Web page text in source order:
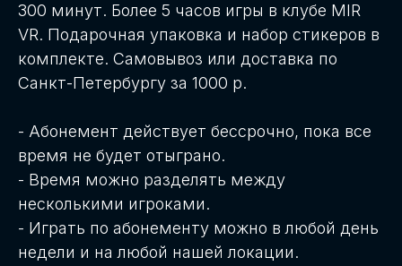
300 минут. Более 5 часов игры в клубе MIR
VR. Подарочная упаковка и набор стикеров в
комплекте. Самовывоз или доставка по
Санкт-Петербургу за 1000 р.
- Абонемент действует бессрочно, пока все
время не будет отыграно.
- Время можно разделять между
несколькими игроками.
- Играть по абонементу можно в любой день
недели и на любой нашей локации.